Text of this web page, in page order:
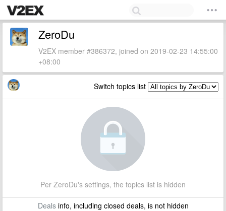
ZeroDu
V2EX member #386372, joined on 2019-02-23 14:55:00
+08:00
Switch topics list
Per ZeroDu's settings, the topics list is hidden
Dealsinfo, including closed deals, is not hidden